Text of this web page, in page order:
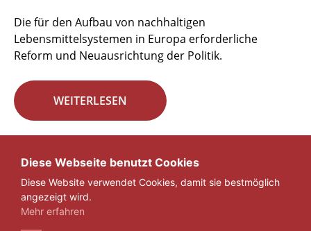
Die für den Aufbau von nachhaltigen
Lebensmittelsystemen in Europa erforderliche
Reform und Neuausrichtung der Politik.
WEITERLESEN
« 1 ... 27 28 29
Diese Webseite benutzt Cookies
Diese Website verwendet Cookies, damit sie bestmöglich
angezeigt wird.
Mehr erfahren